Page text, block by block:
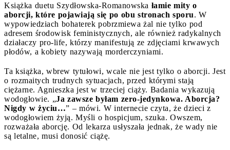
Książka duetu Szydłowska-Romanowska łamie mity o
aborcji, które pojawiają się po obu stronach sporu. W
wypowiedziach bohaterek pobrzmiewa żal nie tylko pod
adresem środowisk feministycznych, ale również radykalnych
działaczy pro-life, którzy manifestują ze zdjęciami krwawych
płodów, a kobiety nazywają morderczyniami.
Ta książka, wbrew tytułowi, wcale nie jest tylko o aborcji. Jest
o rozmaitych trudnych sytuacjach, przed którymi stają
ciężarne. Agnieszka jest w trzeciej ciąży. Badania wykazują
wodogłowie. „Ja zawsze byłam zero-jedynkowa. Aborcja?
Nigdy w życiu…” – mówi. W internecie czyta, że dzieci z
wodogłowiem żyją. Myśli o hospicjum, szuka. Owszem,
rozważała aborcję. Od lekarza usłyszała jednak, że wady nie
są letalne, musi donosić ciążę.